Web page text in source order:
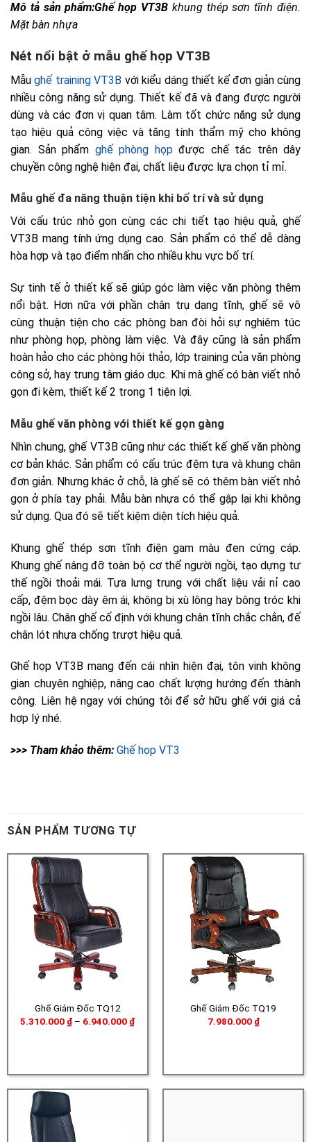
Mô tả sản phẩm:Ghế họp VT3B
>>> Tham khảo thêm:
SẢN PHẨM TƯƠNG TỰ
Ghế Giám Đốc TQ12
5.310.000 ₫ – 6.940.000 ₫Khoảng
Ghế Giám Đốc TQ19
7.980.000 ₫